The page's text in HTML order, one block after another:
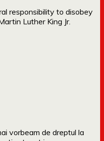
responsibility to disobey
Luther King Jr.
vorbeam de dreptul la